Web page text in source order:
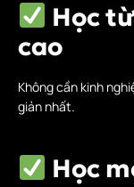
Học
cao
Không cần kinh
giản nhất.
Học